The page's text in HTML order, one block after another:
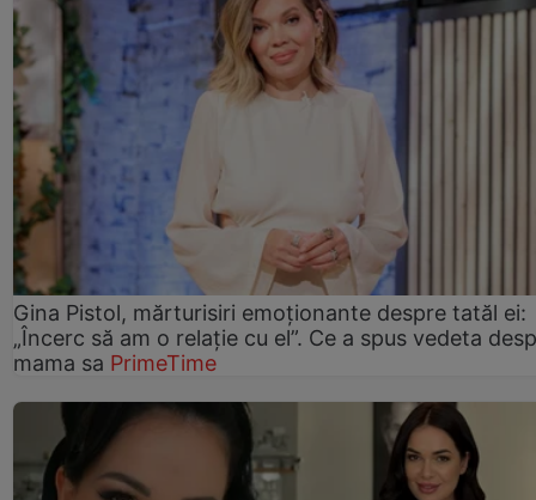
Gina Pistol, mărturisiri emoționante despre tatăl ei:
„Încerc să am o relație cu el”. Ce a spus vedeta
mama sa PrimeTime